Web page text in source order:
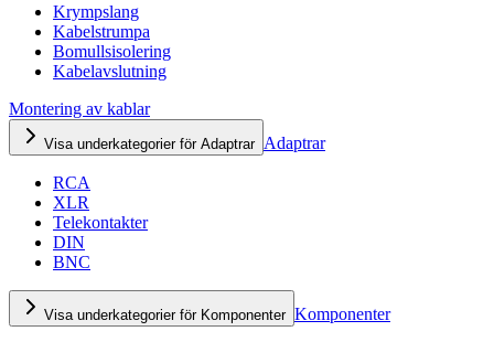
Krympslang
Kabelstrumpa
Bomullsisolering
Kabelavslutning
Montering av kablar
Visa underkategorier för Adaptrar Adaptrar
RCA
XLR
Telekontakter
DIN
BNC
Visa underkategorier för Komponenter Komponenter